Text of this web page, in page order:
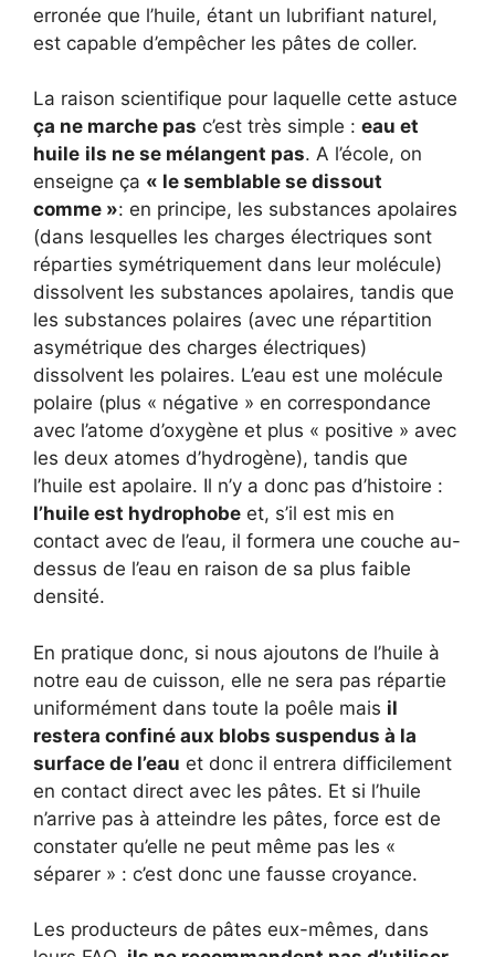
erronée que l’huile, étant un lubrifiant naturel,
est capable d’empêcher les pâtes de coller.
La raison scientifique pour laquelle cette astuce
ça ne marche pas c’est très simple : eau et
huile ils ne se mélangent pas. A l’école, on
enseigne ça « le semblable se dissout
comme »: en principe, les substances apolaires
(dans lesquelles les charges électriques sont
réparties symétriquement dans leur molécule)
dissolvent les substances apolaires, tandis que
les substances polaires (avec une répartition
asymétrique des charges électriques)
dissolvent les polaires. L’eau est une molécule
polaire (plus « négative » en correspondance
avec l’atome d’oxygène et plus « positive » avec
les deux atomes d’hydrogène), tandis que
l’huile est apolaire. Il n’y a donc pas d’histoire :
l’huile est hydrophobe et, s’il est mis en
contact avec de l’eau, il formera une couche au-
dessus de l’eau en raison de sa plus faible
densité.
En pratique donc, si nous ajoutons de l’huile à
notre eau de cuisson, elle ne sera pas répartie
uniformément dans toute la poêle mais il
restera confiné aux blobs suspendus à la
surface de l’eau et donc il entrera difficilement
en contact direct avec les pâtes. Et si l’huile
n’arrive pas à atteindre les pâtes, force est de
constater qu’elle ne peut même pas les «
séparer » : c’est donc une fausse croyance.
Les producteurs de pâtes eux-mêmes, dans